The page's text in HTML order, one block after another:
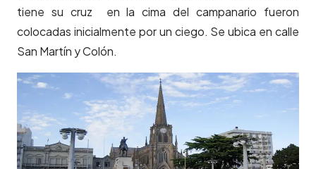
tiene su cruz en la cima del campanario fueron
colocadas inicialmente por un ciego. Se ubica en calle
San Martín y Colón.